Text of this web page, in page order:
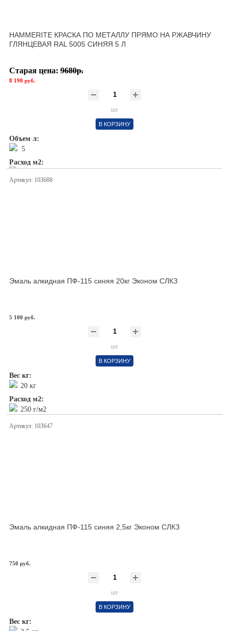
HAMMERITE КРАСКА ПО МЕТАЛЛУ ПРЯМО НА РЖАВЧИНУ
ГЛЯНЦЕВАЯ RAL 5005 СИНЯЯ 5 Л
Старая цена: 9680р.
8 190 руб.
шт
В КОРЗИНУ
Объем л:
5
Расход м2:
Артикул: 103688
Эмаль алкидная ПФ-115 синяя 20кг Эконом СЛКЗ
5 100 руб.
шт
В КОРЗИНУ
Вес кг:
20 кг
Расход м2:
250 г/м2
Артикул: 103647
Эмаль алкидная ПФ-115 синяя 2,5кг Эконом СЛКЗ
750 руб.
шт
В КОРЗИНУ
Вес кг: